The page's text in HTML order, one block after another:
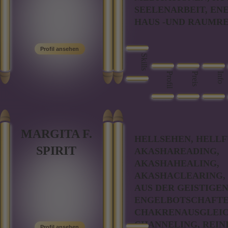
SEELENARBEIT,
HAUS -UND
Skills
Profil
Preis Info
MARGITA F.
SPIRIT
HELLSEHEN,
AKASHAREADING,
AKASHAHEALING,
AKASHACLEARING,
AUS DER
CHANNELING,